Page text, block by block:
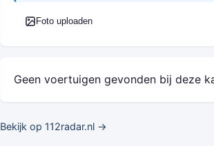
Foto uploaden
Geen voertuigen gevonden bij deze
Bekijk op 112radar.nl →